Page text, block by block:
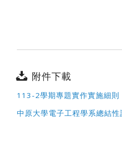
附件下載
113-2學期專題實作實施細則
中原大學電子工程學系總結